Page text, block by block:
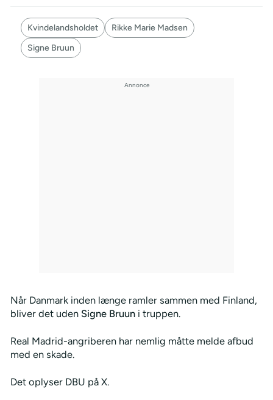
Kvindelandsholdet
Rikke Marie Madsen
Signe Bruun
Når Danmark inden længe ramler sammen med Finland,
bliver det uden Signe Bruuni truppen.
Real Madrid-angriberen har nemlig måtte melde afbud
med en skade.
Det oplyser DBU på X.